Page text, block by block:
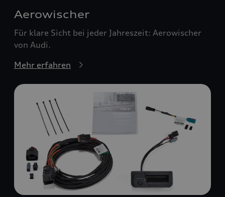
Aerowischer
Für klare Sicht bei jeder Jahreszeit: Aerowischer
von Audi.
Mehr erfahren